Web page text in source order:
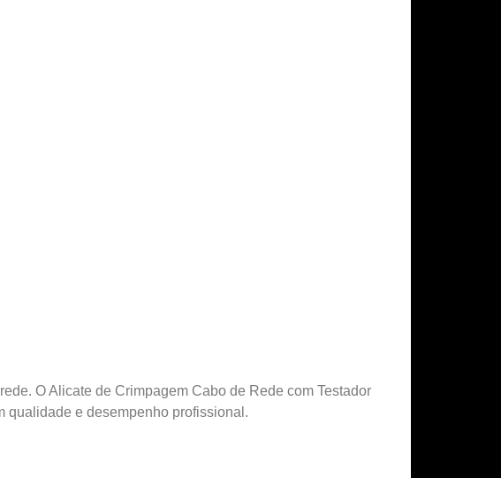
O Alicate de Crimpagem Cabo de Rede com Testador
qualidade e desempenho profissional.